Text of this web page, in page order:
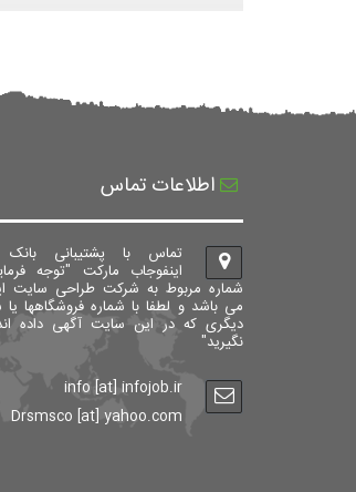
اطلاعات تماس
تماس با پشتیبانی
اینفوجاب مارکت "توجه
شماره مربوط به شرکت طراحی سایت
می باشد و لطفا با شماره فروشگاهها یا
دیگری که در این سایت آگهی داده
نگیرید"
info [at] infojob.ir
Drsmsco [at] yahoo.com